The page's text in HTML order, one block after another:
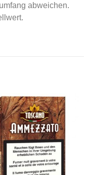
abweichen.